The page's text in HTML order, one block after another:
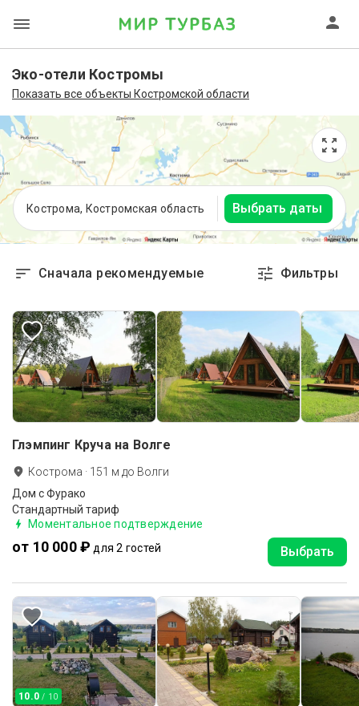
Эко-отели Костромы
Показать все объекты Костромской области
Кострома, Костромская область Выбрать даты
Сначала рекомендуемые Фильтры
Глэмпинг Круча на Волге
Кострома · 151 м до Волги
Дом с Фурако
Стандартный тариф
Моментальное подтверждение
от 10 000 ₽ для 2 гостей Выбрать
10.0 / 10